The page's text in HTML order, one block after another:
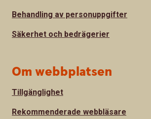
Behandling av personuppgifter
Säkerhet och bedrägerier
Om webbplatsen
Tillgänglighet
Rekommenderade webbläsare